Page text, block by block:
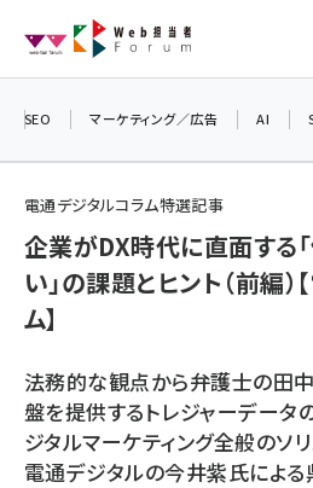
ン
seo (3523)
note (2312)
セミナー (2303)
SEO マーケティング／広告 AI
電通デジタルコラム特選記事
企業がDX時代に直面する
い」の課題とヒント（前編）
ム】
法務的な観点から弁護士の田
盤を提供するトレジャーデータ
ジタルマーケティング全般のソリ
電通デジタルの今井紫氏による